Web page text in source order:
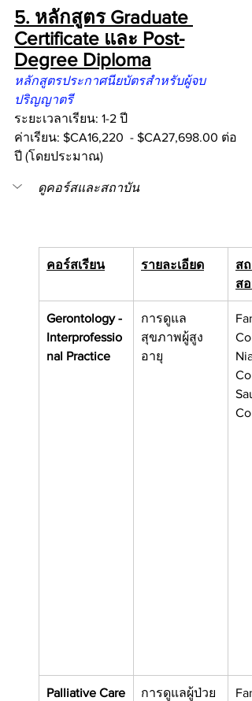
5. หลักสูตร Graduate
Certificate และ Post-
Degree Diploma
หลักสูตรประกาศนียบัตรสำหรับผู้จบ
ปริญญาตรี
ระยะเวลาเรียน: 1-2 ปี
ค่าเรียน: $CA16,220  - $CA27,698.00 ต่อ
ปี (โดยประมาณ)
ดูคอร์สและสถาบัน
คอร์สเรียน รายละเอียด
สถ
สอ
Gerontology -
Interprofessio
nal Practice
การดูแล
สุขภาพผู้สูง
อายุ
Palliative Care
การดูแลผู้ป่วย